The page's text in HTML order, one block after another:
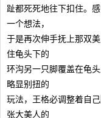
趾都死死地往下扣住。
一个想法，
于是再次伸手抚上那双
住龟头下的
环沟另一只脚覆盖在龟
略显别扭的
玩法，王格必调整着自
张大美人的